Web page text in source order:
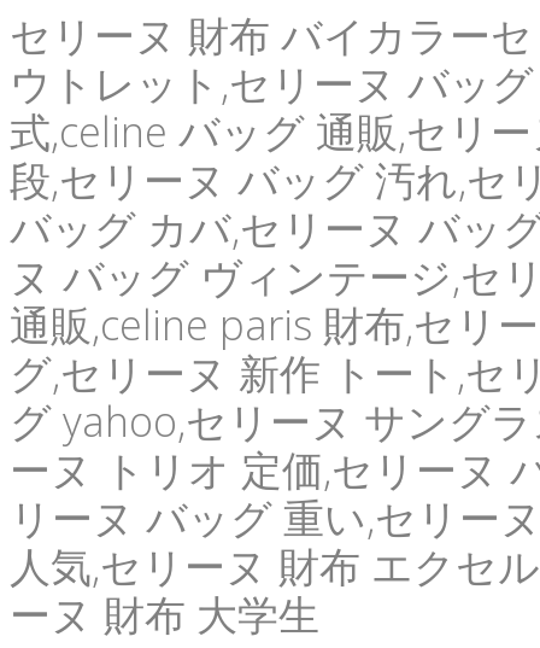
セリーヌ 財布 バイカラー
ウトレット,セリーヌ バッ
式,celine バッグ 通販,セリ
段,セリーヌ バッグ 汚れ,セ
バッグ カバ,セリーヌ バッ
ヌ バッグ ヴィンテージ,セ
通販,celine paris 財布,セリ
グ,セリーヌ 新作 トート,セ
グ yahoo,セリーヌ サング
ーヌ トリオ 定価,セリーヌ
リーヌ バッグ 重い,セリー
人気,セリーヌ 財布 エクセ
ーヌ 財布 大学生